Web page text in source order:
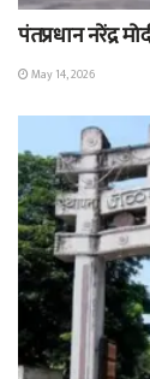
पंतप्रधान नरेंद्र
May 14, 2026